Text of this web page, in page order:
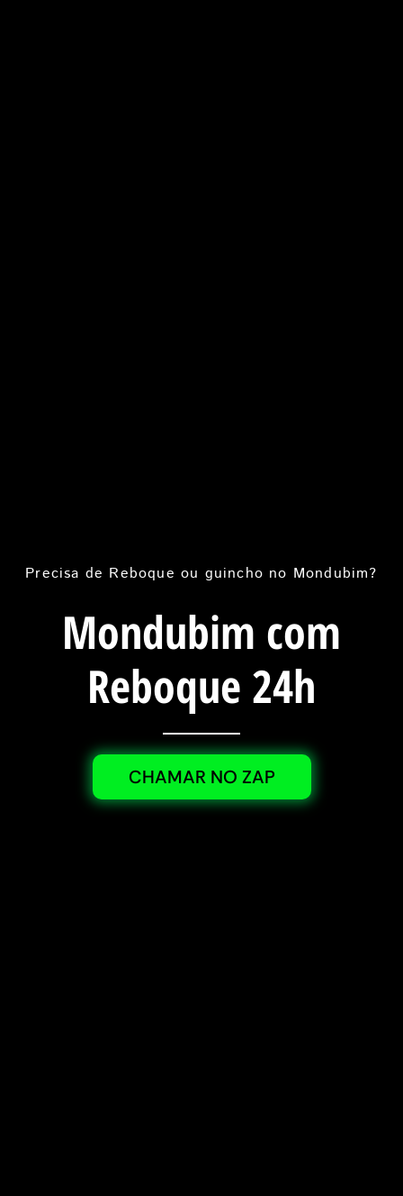
Precisa de Reboque ou guincho no Mondubim?
Mondubim com
Reboque 24h
CHAMAR NO ZAP